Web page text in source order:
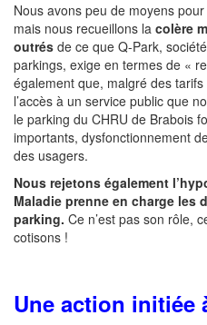
Nous avons peu de moyens
mais nous recueillons la colère
outrés de ce que Q-Park,
parkings, exige en termes de «
également que, malgré des
l’accès à un service public que
le parking du CHRU de Brabois
importants, dysfonctionnement
des usagers.
Nous rejetons également
Maladie prenne en charge les
parking. Ce n’est pas son rôle,
cotisons !
Une action initiée